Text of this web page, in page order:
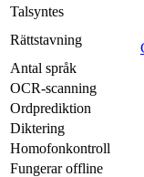
Talsyntes
Rättstavning
Antal språk
OCR-scanning
Ordprediktion
Diktering
Homofonkontroll
Fungerar offline